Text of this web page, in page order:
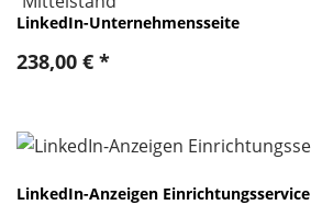
LinkedIn-Unternehmensseite
238,00 € *
LinkedIn-Anzeigen Einrichtungsservice